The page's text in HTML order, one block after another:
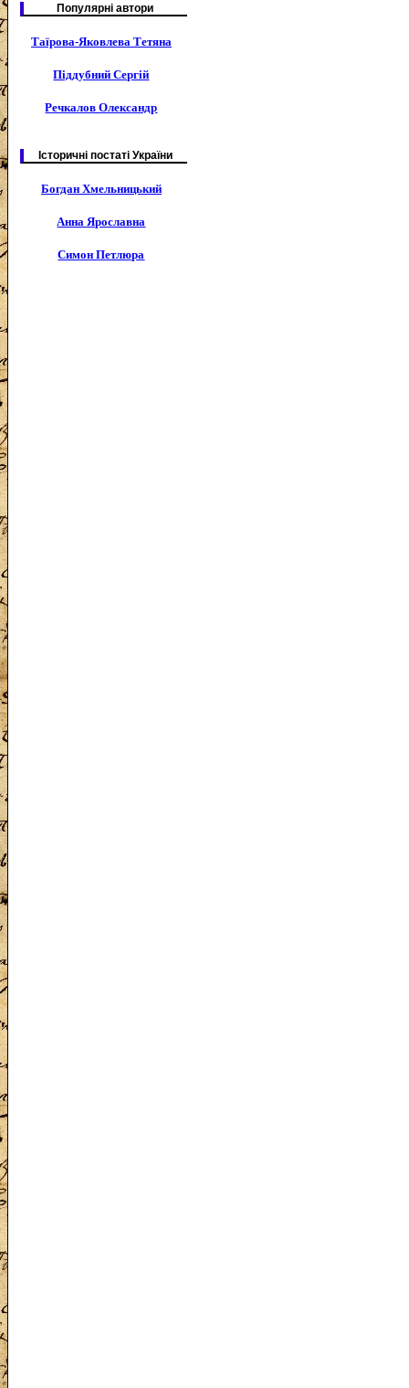
Популярні автори
Таїрова-Яковлева Тетяна
Піддубний Сергій
Речкалов Олександр
Історичні постаті України
Богдан Хмельницький
Анна Ярославна
Симон Петлюра